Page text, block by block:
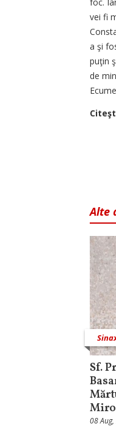
foc.
vei fi
a şi
puţin
de
Alte
Sf.
08